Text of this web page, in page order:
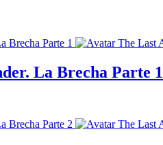
La Brecha Parte 1